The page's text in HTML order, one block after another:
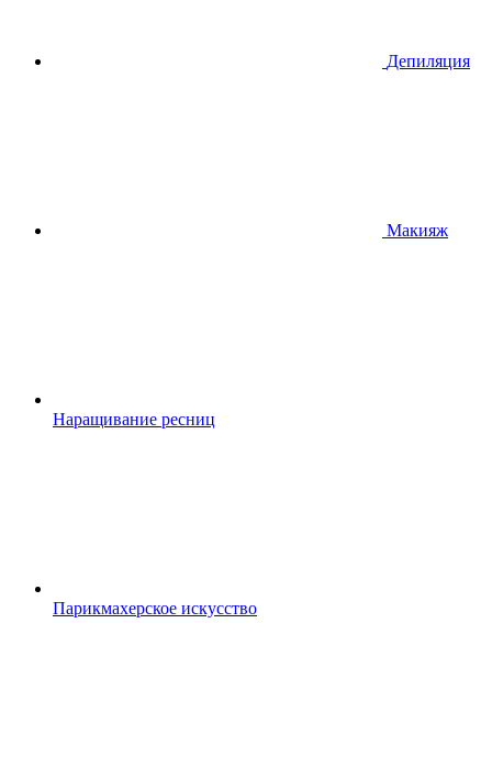
Депиляция
Макияж
Наращивание ресниц
Парикмахерское искусство